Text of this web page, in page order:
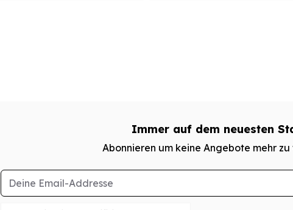
Immer auf dem neuesten
Abonnieren um keine Angebote mehr zu
E-Mail-Adresse